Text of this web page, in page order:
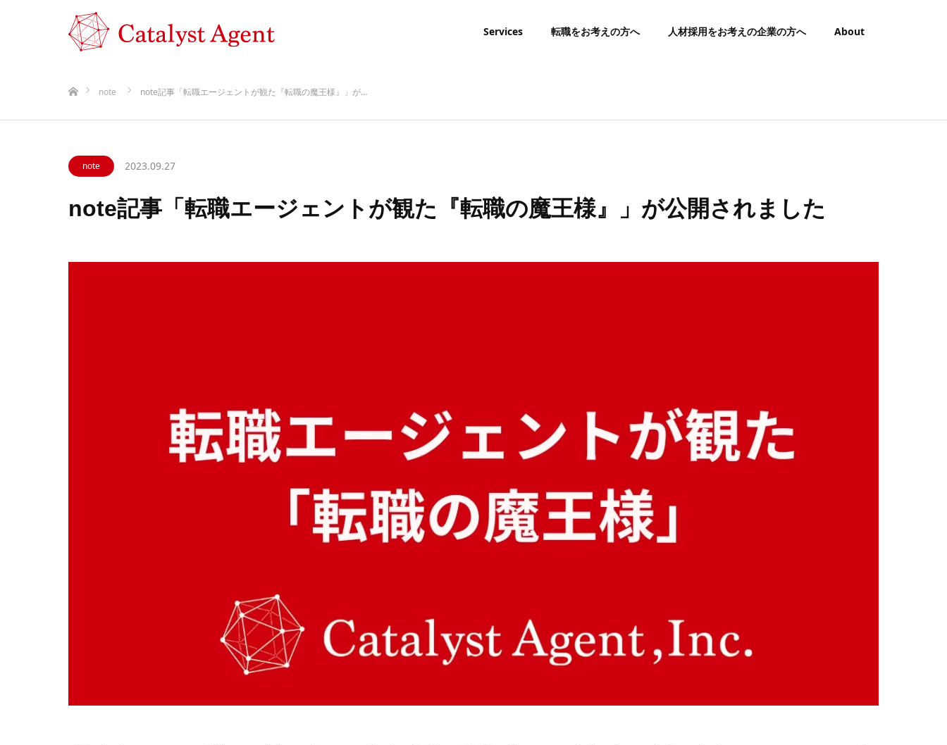
Services 転職をお考えの方へ 人材採用をお考えの企業の方へ About
note
note記事「転職エージェントが観た『転職の魔王様』」が…
note 2023.09.27
note記事「転職エージェントが観た『転職の魔王様』」が公開されました